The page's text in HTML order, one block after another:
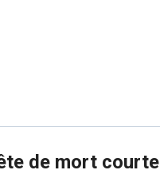
de mort courte